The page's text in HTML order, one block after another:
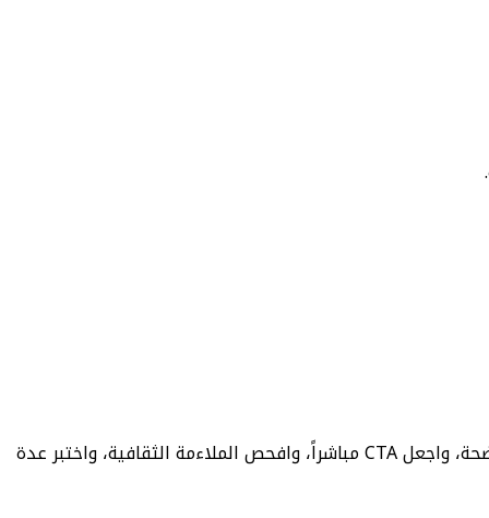
لكتابة إعلانات عربية للجمهور السعودي، ابدأ بالمشتري والعرض، واختر الفصحى أو اللهجة السعودية حسب السياق، وقدّم فائدة واضحة، واجعل CTA مباشراً، وافحص الملاءمة الثقافية، واختبر عدة